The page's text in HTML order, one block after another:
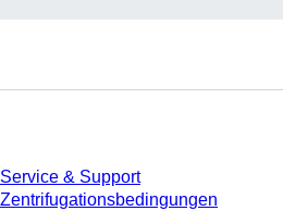
Service & Support
Zentrifugationsbedingungen